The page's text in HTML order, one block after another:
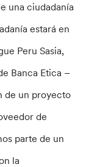
una ciudadanía
estará en
Peru Sasia,
Banca Etica –
de un proyecto
de
parte de un
la